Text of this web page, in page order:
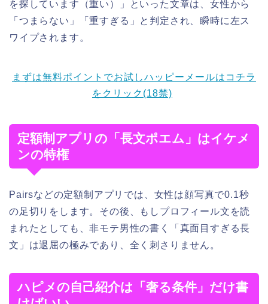
を探しています（重い）」といった文章は、女性から
「つまらない」「重すぎる」と判定され、瞬時に左ス
ワイプされます。
まずは無料ポイントでお試しハッピーメールはコチラ
をクリック(18禁)
定額制アプリの「長文ポエム」はイケメ
ンの特権
Pairsなどの定額制アプリでは、女性は顔写真で0.1秒
の足切りをします。その後、もしプロフィール文を読
まれたとしても、非モテ男性の書く「真面目すぎる長
文」は退屈の極みであり、全く刺さりません。
ハピメの自己紹介は「奢る条件」だけ書